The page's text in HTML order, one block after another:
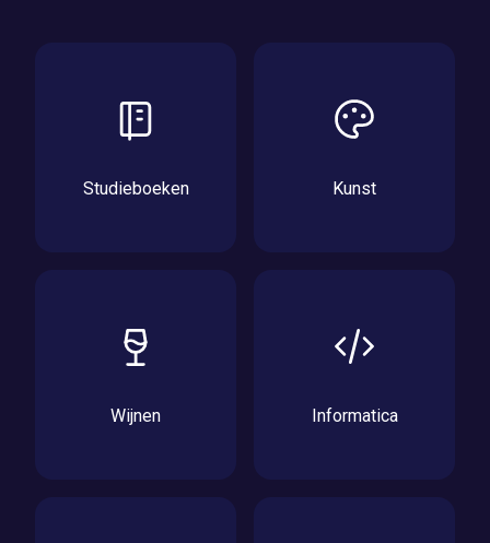
Studieboeken Kunst
Wijnen Informatica